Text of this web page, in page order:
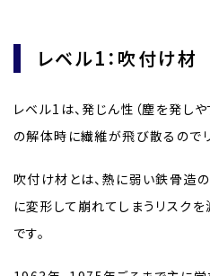
レベル1：吹付け材
レベル1は、発じん性（塵を発し
の解体時に繊維が飛び散るので
吹付け材とは、熱に弱い鉄骨造
に変形して崩れてしまうリスク
です。